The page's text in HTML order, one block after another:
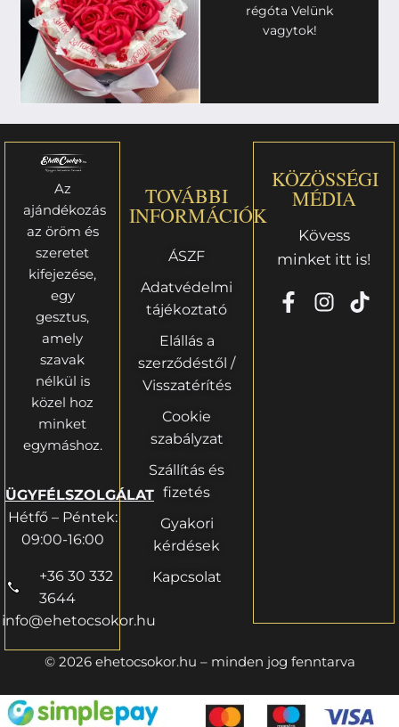
régóta Velünk
vagytok!
Az
ajándékozás
az öröm és
szeretet
kifejezése,
egy
gesztus,
amely
szavak
nélkül is
közel hoz
minket
egymáshoz.
ÜGYFÉLSZOLGÁLAT
Hétfő – Péntek:
09:00-16:00
+36 30 332
3644
info@ehetocsokor.hu
TOVÁBBI
INFORMÁCIÓK
ÁSZF
Adatvédelmi
tájékoztató
Elállás a
szerződéstől /
Visszatérítés
Cookie
szabályzat
Szállítás és
fizetés
Gyakori
kérdések
Kapcsolat
KÖZÖSSÉGI
MÉDIA
Kövess
minket itt is!
© 2026 ehetocsokor.hu – minden jog fenntarva